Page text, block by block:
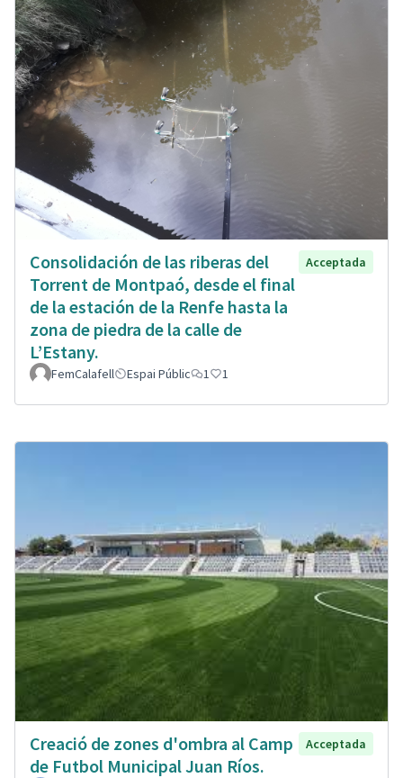
Consolidación de las riberas del
Torrent de Montpaó, desde el final
de la estación de la Renfe hasta la
zona de piedra de la calle de
L’Estany.
Acceptada
FemCalafell Espai Públic 1 1
Creació de zones d'ombra al Camp
de Futbol Municipal Juan Ríos.
Acceptada